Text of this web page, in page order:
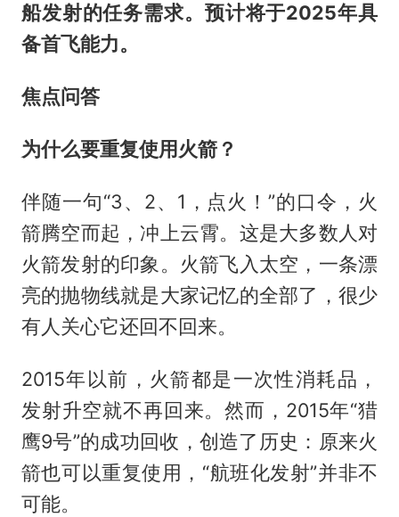
船发射的任务需求。预计将于2025年具
备首飞能力。
焦点问答
为什么要重复使用火箭？
伴随一句“3、2、1，点火！”的口令，火
箭腾空而起，冲上云霄。这是大多数人对
火箭发射的印象。火箭飞入太空，一条漂
亮的抛物线就是大家记忆的全部了，很少
有人关心它还回不回来。
2015年以前，火箭都是一次性消耗品，
发射升空就不再回来。然而，2015年“猎
鹰9号”的成功回收，创造了历史：原来火
箭也可以重复使用，“航班化发射”并非不
可能。